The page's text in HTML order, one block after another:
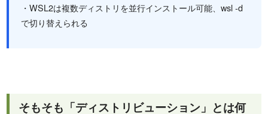
・WSL2は複数ディストリを並行インストール可能、wsl -d
で切り替えられる
そもそも「ディストリビューション」とは何